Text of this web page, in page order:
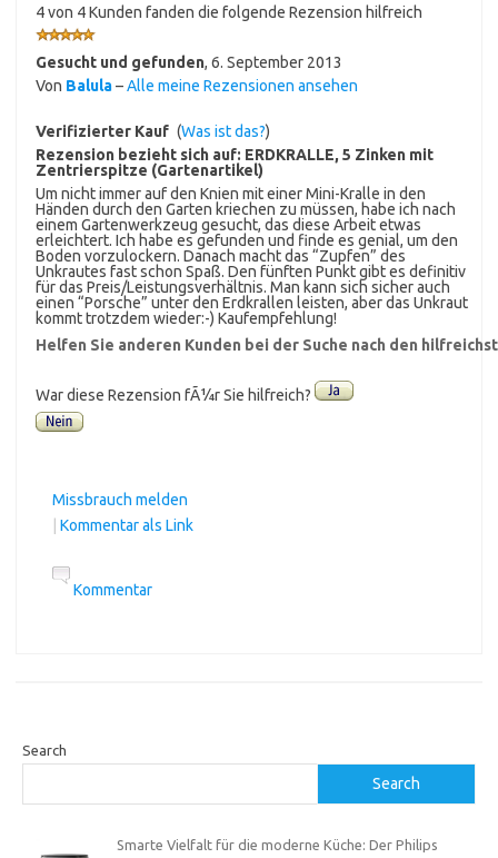
4 von 4 Kunden fanden die folgende Rezension hilfreich
Gesucht und gefunden, 6. September 2013
Von Balula–Alle meine Rezensionen ansehen
Verifizierter Kauf (Was ist das?)
Rezension bezieht sich auf: ERDKRALLE, 5 Zinken mit
Zentrierspitze (Gartenartikel)
Um nicht immer auf den Knien mit einer Mini-Kralle in den
Händen durch den Garten kriechen zu müssen, habe ich nach
einem Gartenwerkzeug gesucht, das diese Arbeit etwas
erleichtert. Ich habe es gefunden und finde es genial, um den
Boden vorzulockern. Danach macht das “Zupfen” des
Unkrautes fast schon Spaß. Den fünften Punkt gibt es definitiv
für das Preis/Leistungsverhältnis. Man kann sich sicher auch
einen “Porsche” unter den Erdkrallen leisten, aber das Unkraut
kommt trotzdem wieder:-) Kaufempfehlung!
Helfen Sie anderen Kunden bei der Suche nach den
War diese Rezension fÃ¼r Sie hilfreich?
Missbrauch melden
Kommentar als Link
Kommentar
Search
Search
Smarte Vielfalt für die moderne Küche: Der Philips